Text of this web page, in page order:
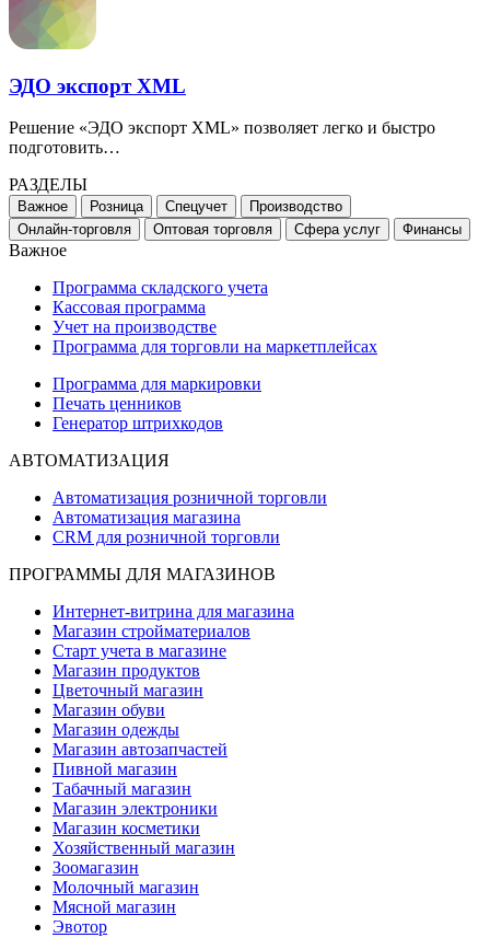
ЭДО экспорт XML
Решение «ЭДО экспорт XML» позволяет легко и быстро
подготовить…
РАЗДЕЛЫ
Важное Розница Спецучет
Производство
Онлайн-торговля
Оптовая торговля Сфера услуг Финансы
Важное
Программа складского учета
Кассовая программа
Учет на производстве
Программа для торговли на маркетплейсах
Программа для маркировки
Печать ценников
Генератор штрихкодов
АВТОМАТИЗАЦИЯ
Автоматизация розничной торговли
Автоматизация магазина
CRM для розничной торговли
ПРОГРАММЫ ДЛЯ МАГАЗИНОВ
Интернет-витрина для магазина
Магазин стройматериалов
Старт учета в магазине
Магазин продуктов
Цветочный магазин
Магазин обуви
Магазин одежды
Магазин автозапчастей
Пивной магазин
Табачный магазин
Магазин электроники
Магазин косметики
Хозяйственный магазин
Зоомагазин
Молочный магазин
Мясной магазин
Эвотор